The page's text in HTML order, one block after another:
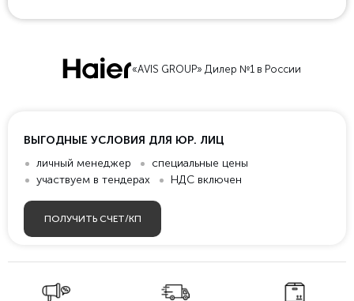
«AVIS GROUP» Дилер №1 в России
ВЫГОДНЫЕ УСЛОВИЯ ДЛЯ ЮР. ЛИЦ
личный менеджер
специальные цены
участвуем в тендерах
НДС включен
ПОЛУЧИТЬ СЧЕТ/КП